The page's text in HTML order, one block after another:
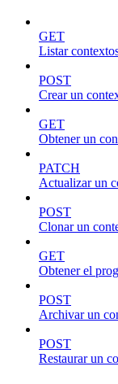
GET
Listar
POST
Crear un
GET
Obtener un
PATCH
Actualizar un
POST
Clonar un
GET
Obtener el
POST
Archivar un
POST
Restaurar un